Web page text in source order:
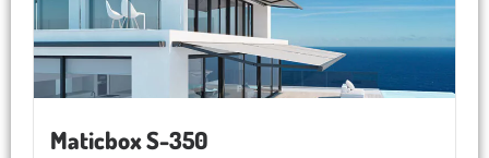
Maticbox S-350